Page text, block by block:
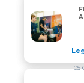
FISI SI
05